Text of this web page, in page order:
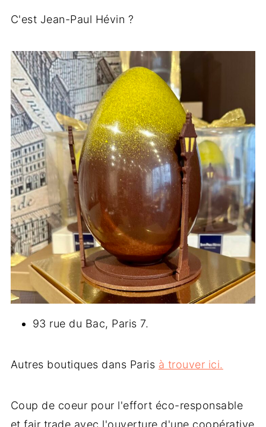
C'est Jean-Paul Hévin ?
93 rue du Bac, Paris 7.
Autres boutiques dans Paris à trouver ici.
Coup de coeur pour l'effort éco-responsable
et fair trade avec l'ouverture d'une coopérative